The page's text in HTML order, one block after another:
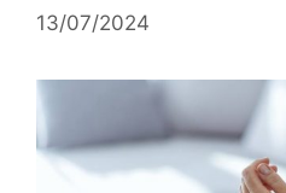
13/07/2024